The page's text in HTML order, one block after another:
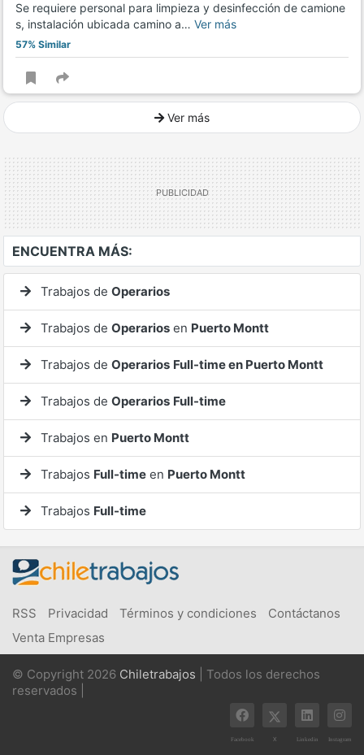
Se requiere personal para limpieza y desinfección de camione
s, instalación ubicada camino a… Ver más
57% Similar
Ver más
ENCUENTRA MÁS:
Trabajos de Operarios
Trabajos de Operarios en Puerto Montt
Trabajos de Operarios Full-time en Puerto Montt
Trabajos de Operarios Full-time
Trabajos en Puerto Montt
Trabajos Full-time en Puerto Montt
Trabajos Full-time
RSS Privacidad Términos y condiciones
Contáctanos
Venta Empresas
© Copyright 2026 Chiletrabajos | Todos los derechos
reservados |
Facebook X Linkedin Instagram